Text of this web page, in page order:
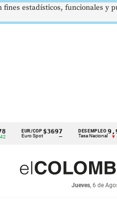
EUR/COP
Euro Spot
$3697
—
DESEMPLEO
Tasa Nacional
9,9 %
▼ 0.30
Jueves, 6 de
estadísticos, funcionales y